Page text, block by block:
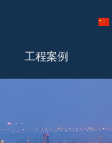
工程案例